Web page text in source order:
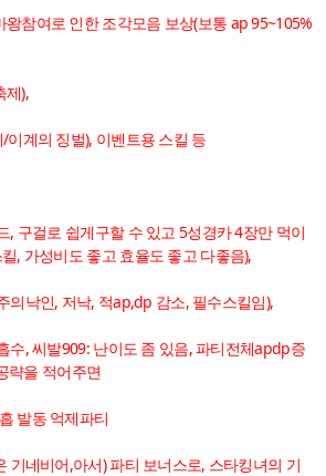
참여로 인한 조각모음 보상(보통 ap 95~105%
제),
계의 징벌), 이벤트용 스킬 등
구걸로 쉽게구할 수 있고 5성경카 4장만 먹이
, 가성비도 좋고 효율도 좋고 다좋음),
낙인, 저낙, 적ap,dp 감소, 필수스킬임),
, 씨발909: 난이도 좀 있음, 파티전체apdp증
략을 적어주면
발동 억제파티
기네비어,아서) 파티 보너스로, 스타킹녀의 기